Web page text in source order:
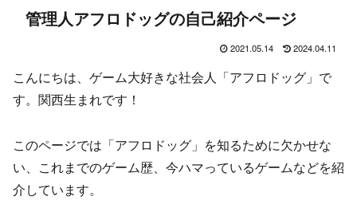
管理人アフロドッグの自己紹介ページ
2021.05.14 2024.04.11
こんにちは、ゲーム大好きな社会人「アフロドッグ」で
す。関西生まれです！
このページでは「アフロドッグ」を知るために欠かせな
い、これまでのゲーム歴、今ハマっているゲームなどを紹
介しています。